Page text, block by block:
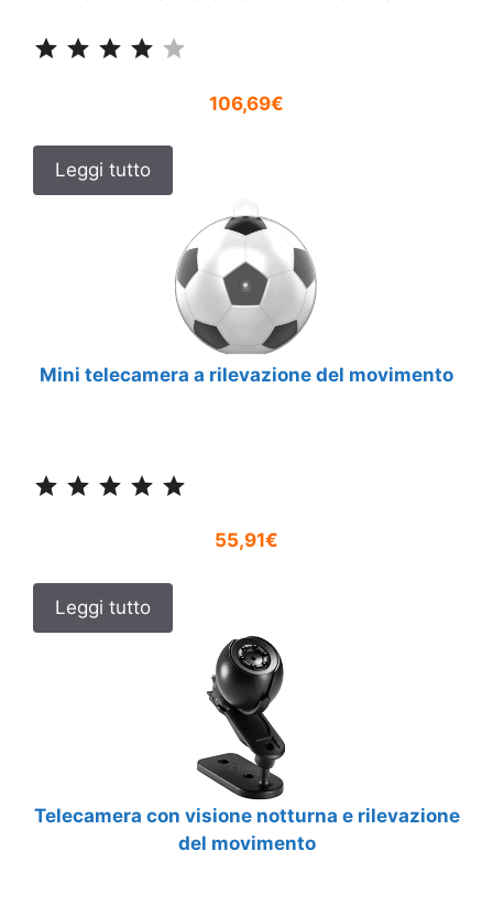
106,69€
Leggi tutto
Mini telecamera a rilevazione del movimento
55,91€
Leggi tutto
Telecamera con visione notturna e rilevazione
del movimento